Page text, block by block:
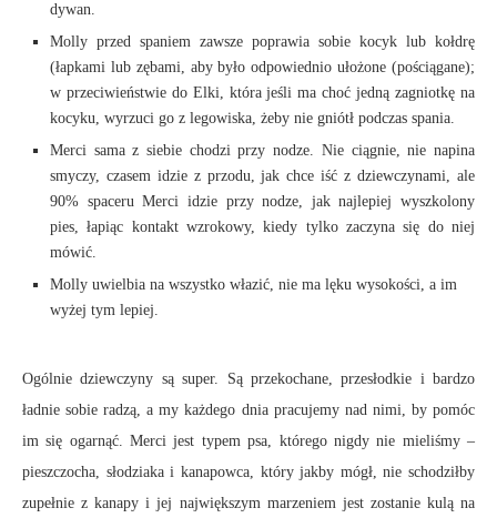
dywan.
Molly przed spaniem zawsze poprawia sobie kocyk lub kołdrę
(łapkami lub zębami, aby było odpowiednio ułożone (pościągane);
w przeciwieństwie do Elki, która jeśli ma choć jedną zagniotkę na
kocyku, wyrzuci go z legowiska, żeby nie gniótł podczas spania.
Merci sama z siebie chodzi przy nodze. Nie ciągnie, nie napina
smyczy, czasem idzie z przodu, jak chce iść z dziewczynami, ale
90% spaceru Merci idzie przy nodze, jak najlepiej wyszkolony
pies, łapiąc kontakt wzrokowy, kiedy tylko zaczyna się do niej
mówić.
Molly uwielbia na wszystko włazić, nie ma lęku wysokości, a im
wyżej tym lepiej.
Ogólnie dziewczyny są super. Są przekochane, przesłodkie i bardzo
ładnie sobie radzą, a my każdego dnia pracujemy nad nimi, by pomóc
im się ogarnąć. Merci jest typem psa, którego nigdy nie mieliśmy –
pieszczocha, słodziaka i kanapowca, który jakby mógł, nie schodziłby
zupełnie z kanapy i jej największym marzeniem jest zostanie kulą na